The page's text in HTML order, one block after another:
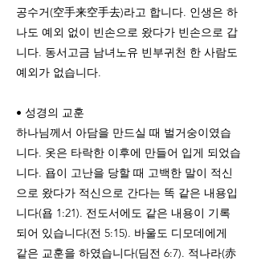
공수거(空手来空手去)라고 합니다. 인생은 하
나도 예외 없이 빈손으로 왔다가 빈손으로 갑
니다. 동서고금 남녀노유 빈부귀천 한 사람도
예외가 없습니다.
• 성경의 교훈
하나님께서 아담을 만드실 때 벌거숭이였습
니다. 옷은 타락한 이후에 만들어 입게 되었습
니다. 욥이 고난을 당할 때 고백한 말이 적신
으로 왔다가 적신으로 간다는 똑 같은 내용입
니다(욥 1:21). 전도서에도 같은 내용이 기록
되어 있습니다(전 5:15). 바울도 디모데에게
같은 교훈을 하였습니다(딤전 6:7). 적나라(赤